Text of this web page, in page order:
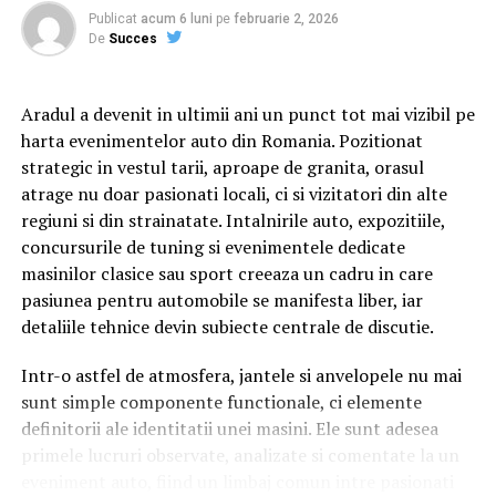
preconcepțiile, pentru a încerca să comunice mai bine
între ei.
Cu râs pe săturate, surprize și personaje pline de viață,
comedia independentă „În pielea mea”intră în
cinematografele din toată țara din 10 februarie.
Spectatorilor li s-a pregătit o surpriză pentru data de
12 februarie: o seară specială „Date Night” organizată în
mai multe cinematografe din rețeaua Cinema City unde
toți cei care cumpără un bilet la comedia „În pielea mea”
Până pe 23 februarie, toți spectatorii din țară care și-au
cumpărat bilet la filmul „În pielea mea” se pot înscrie în
Publicat acum 6 luni pe februarie 2, 2026
De Succes
Aradul a devenit in ultimii ani un punct tot mai vizibil pe
harta evenimentelor auto din Romania. Pozitionat
strategic in vestul tarii, aproape de granita, orasul
atrage nu doar pasionati locali, ci si vizitatori din alte
regiuni si din strainatate. Intalnirile auto, expozitiile,
concursurile de tuning si evenimentele dedicate
masinilor clasice sau sport creeaza un cadru in care
pasiunea pentru automobile se manifesta liber, iar
detaliile tehnice devin subiecte centrale de discutie.
Intr-o astfel de atmosfera, jantele si anvelopele nu mai
sunt simple componente functionale, ci elemente
definitorii ale identitatii unei masini. Ele sunt adesea
primele lucruri observate, analizate si comentate la un